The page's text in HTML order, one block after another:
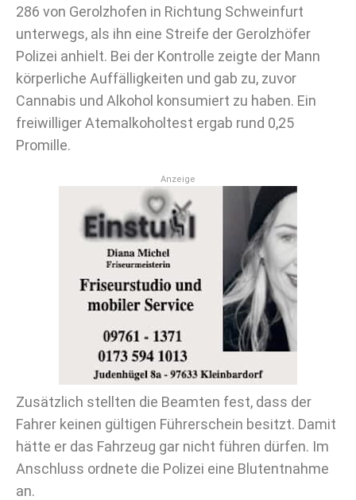
286 von Gerolzhofen in Richtung Schweinfurt
unterwegs, als ihn eine Streife der Gerolzhöfer
Polizei anhielt. Bei der Kontrolle zeigte der Mann
körperliche Auffälligkeiten und gab zu, zuvor
Cannabis und Alkohol konsumiert zu haben. Ein
freiwilliger Atemalkoholtest ergab rund 0,25
Promille.
Anzeige
Zusätzlich stellten die Beamten fest, dass der
Fahrer keinen gültigen Führerschein besitzt. Damit
hätte er das Fahrzeug gar nicht führen dürfen. Im
Anschluss ordnete die Polizei eine Blutentnahme
an.